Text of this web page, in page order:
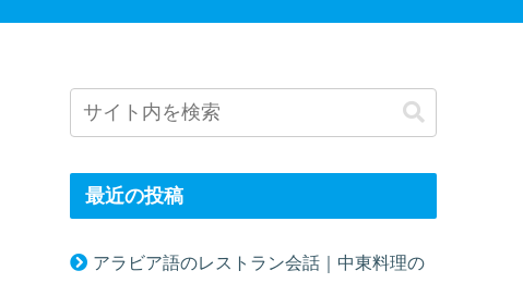
最近の投稿
アラビア語のレストラン会話｜中東料理の